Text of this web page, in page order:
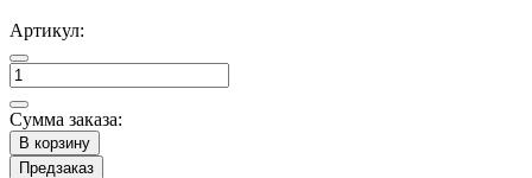
Артикул:
Сумма заказа:
В корзину
Предзаказ